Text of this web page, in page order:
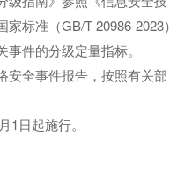
标准（GB/T 20986-2023）
件的分级定量指标。
安全事件报告，按照有关部
1日起施行。